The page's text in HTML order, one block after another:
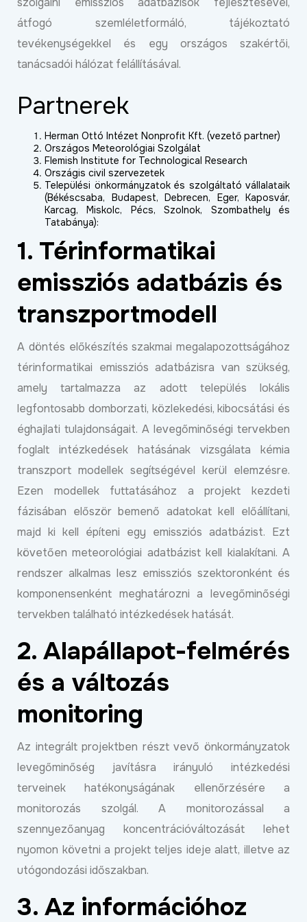
átfogó szemléletformáló, tájékoztató
tevékenységekkel és egy országos szakértői,
tanácsadói hálózat felállításával.
Partnerek
Herman Ottó Intézet Nonprofit Kft. (vezető partner)
Országos Meteorológiai Szolgálat
Flemish Institute for Technological Research
Országis civil szervezetek
Települési önkormányzatok és szolgáltató vállalataik
(Békéscsaba, Budapest, Debrecen, Eger, Kaposvár,
Karcag, Miskolc, Pécs, Szolnok, Szombathely és
Tatabánya):
1. Térinformatikai
emissziós adatbázis és
transzportmodell
A döntés előkészítés szakmai megalapozottságához
térinformatikai emissziós adatbázisra van szükség,
amely tartalmazza az adott település lokális
legfontosabb domborzati, közlekedési, kibocsátási és
éghajlati tulajdonságait. A levegőminőségi tervekben
foglalt intézkedések hatásának vizsgálata kémia
transzport modellek segítségével kerül elemzésre.
Ezen modellek futtatásához a projekt kezdeti
fázisában először bemenő adatokat kell előállítani,
majd ki kell építeni egy emissziós adatbázist. Ezt
követően meteorológiai adatbázist kell kialakítani. A
rendszer alkalmas lesz emissziós szektoronként és
komponensenként meghatározni a levegőminőségi
tervekben található intézkedések hatását.
2. Alapállapot-felmérés
és a változás
monitoring
Az integrált projektben részt vevő önkormányzatok
levegőminőség javításra irányuló intézkedési
terveinek hatékonyságának ellenőrzésére a
monitorozás szolgál. A monitorozással a
szennyezőanyag koncentrációváltozását lehet
nyomon követni a projekt teljes ideje alatt, illetve az
utógondozási időszakban.
3. Az információhoz